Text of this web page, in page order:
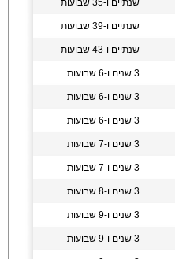
שנתיים ו-35 שבועות
שנתיים ו-39 שבועות
שנתיים ו-43 שבועות
3 שנים ו-6 שבועות
3 שנים ו-6 שבועות
3 שנים ו-6 שבועות
3 שנים ו-7 שבועות
3 שנים ו-7 שבועות
3 שנים ו-8 שבועות
3 שנים ו-9 שבועות
3 שנים ו-9 שבועות